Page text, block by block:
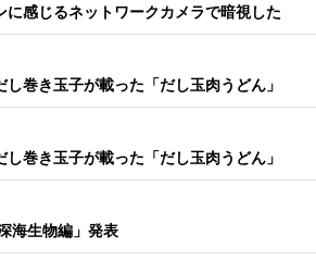
に感じるネットワークカメラで暗視した
巻き玉子が載った「だし玉肉うどん」
巻き玉子が載った「だし玉肉うどん」
海生物編」発表